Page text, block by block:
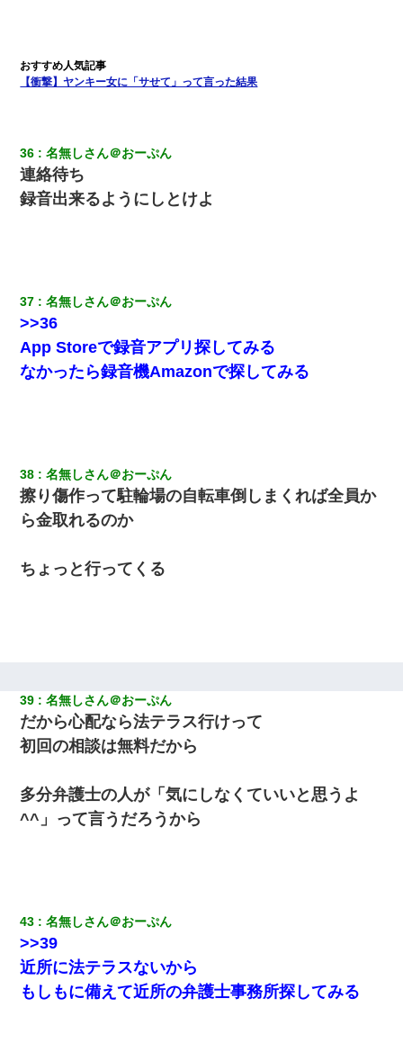
【衝撃】ヤンキー女に「サせて」って言った結果
36 名無しさん＠おーぷん
連絡待ち
録音出来るようにしとけよ
37 名無しさん＠おーぷん
>>36
App Storeで録音アプリ探してみる
なかったら録音機Amazonで探してみる
38 名無しさん＠おーぷん
擦り傷作って駐輪場の自転車倒しまくれば全員か
ら金取れるのか
ちょっと行ってくる
39 名無しさん＠おーぷん
だから心配なら法テラス行けって
初回の相談は無料だから
多分弁護士の人が「気にしなくていいと思うよ
^^」って言うだろうから
43 名無しさん＠おーぷん
>>39
近所に法テラスないから
もしもに備えて近所の弁護士事務所探してみる